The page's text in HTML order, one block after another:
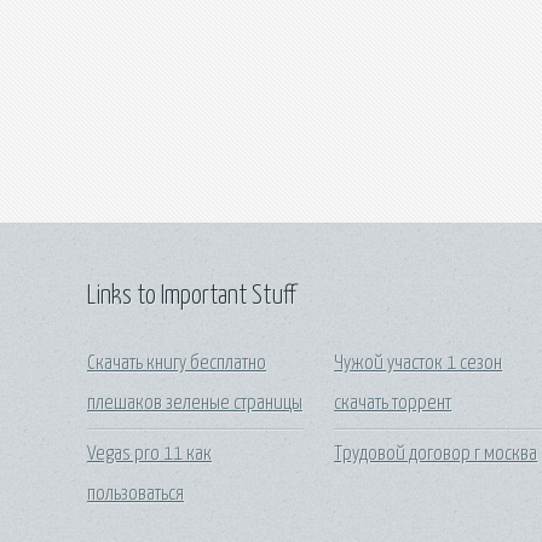
Links to Important Stuff
Скачать книгу бесплатно
плешаков зеленые страницы
Vegas pro 11 как
пользоваться
Чужой участок 1 сезон
скачать торрент
Трудовой договор г москва